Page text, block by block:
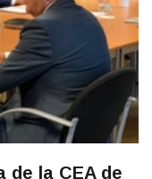
de la CEA de